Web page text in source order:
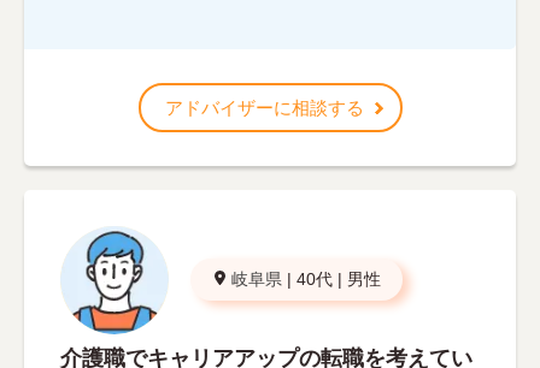
アドバイザーに相談する
岐阜県 | 40代 | 男性
介護職でキャリアアップの転職を考えてい